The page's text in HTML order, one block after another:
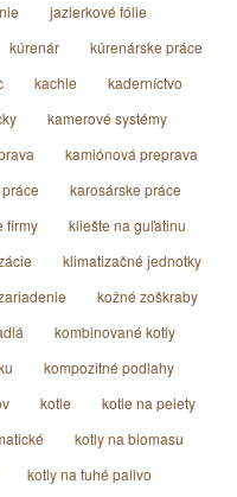
jazierkové fólie
kúrenár
kúrenárske práce
kachle
kaderníctvo
kamerové systémy
kamiónová preprava
karosárske práce
firmy
kliešte na guľatinu
klimatizačné jednotky
kožné zoškraby
kombinované kotly
kompozitné podlahy
kotle
kotle na pelety
kotly na biomasu
kotly na tuhé palivo